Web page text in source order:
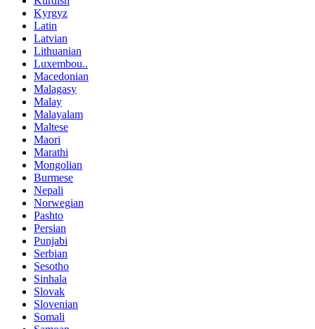
Kyrgyz
Latin
Latvian
Lithuanian
Luxembou..
Macedonian
Malagasy
Malay
Malayalam
Maltese
Maori
Marathi
Mongolian
Burmese
Nepali
Norwegian
Pashto
Persian
Punjabi
Serbian
Sesotho
Sinhala
Slovak
Slovenian
Somali